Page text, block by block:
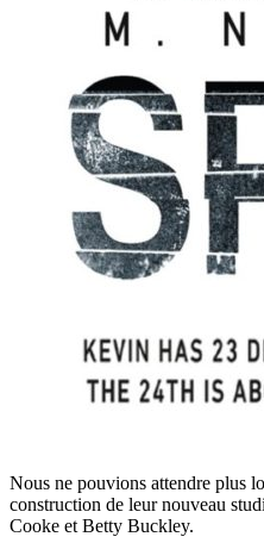
Nous ne pouvions attendre plus
construction de leur nouveau
Cooke et Betty Buckley.